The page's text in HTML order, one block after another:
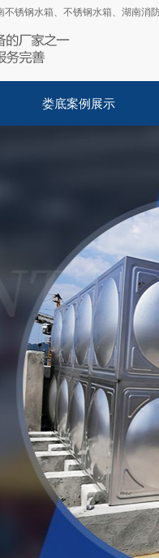
不锈钢水箱、 不锈钢水箱、 湖南消
娄底案例展示